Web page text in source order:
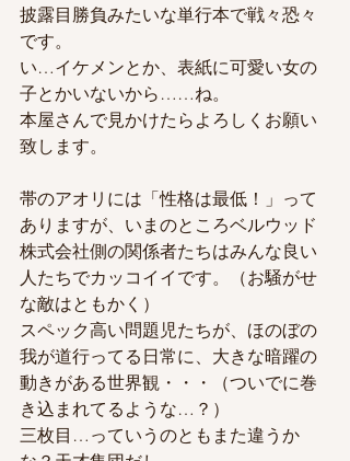
披露目勝負みたいな単行本で戦々恐々
です。
い…イケメンとか、表紙に可愛い女の
子とかいないから……ね。
本屋さんで見かけたらよろしくお願い
致します。
帯のアオリには「性格は最低！」って
ありますが、いまのところベルウッド
株式会社側の関係者たちはみんな良い
人たちでカッコイイです。（お騒がせ
な敵はともかく）
スペック高い問題児たちが、ほのぼの
我が道行ってる日常に、大きな暗躍の
動きがある世界観・・・（ついでに巻
き込まれてるような…？）
三枚目…っていうのともまた違うか